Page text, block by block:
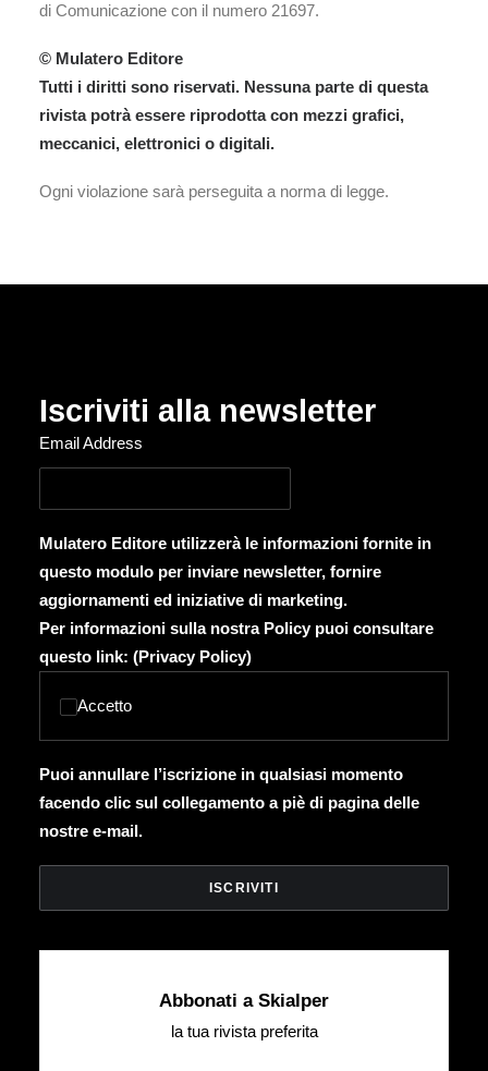
di Comunicazione con il numero 21697.
© Mulatero Editore
Tutti i diritti sono riservati. Nessuna parte di questa
rivista potrà essere riprodotta con mezzi grafici,
meccanici, elettronici o digitali.
Ogni violazione sarà perseguita a norma di legge.
Iscriviti alla newsletter
Email Address
Mulatero Editore utilizzerà le informazioni fornite in
questo modulo per inviare newsletter, fornire
aggiornamenti ed iniziative di marketing.
Per informazioni sulla nostra Policy puoi consultare
questo link: (Privacy Policy)
Accetto
Puoi annullare l’iscrizione in qualsiasi momento
facendo clic sul collegamento a piè di pagina delle
nostre e-mail.
Abbonati a Skialper
la tua rivista preferita